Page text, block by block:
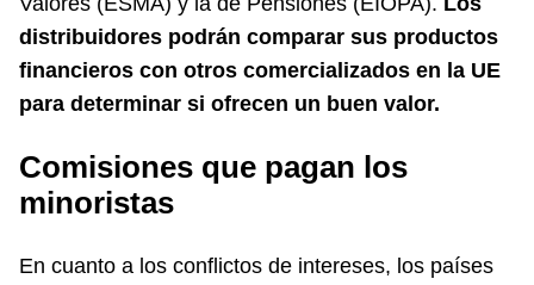
distribuidores podrán comparar sus productos
financieros con otros comercializados en la UE
para determinar si ofrecen un buen valor.
Comisiones que pagan los
minoristas
En cuanto a los conflictos de intereses, los países